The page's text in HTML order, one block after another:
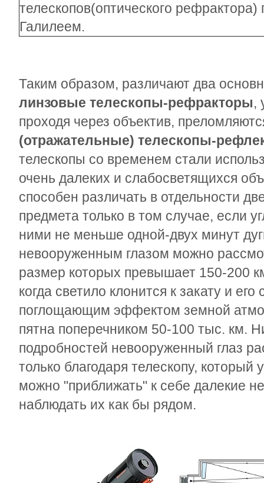
телескопов(оптического
Галилеем.
Таким образом, различают два
линзовые телескопы-рефракторы,
проходя через объектив,
(отражательные) телескопы-
телескопы со временем стали
очень далеких и слабосветящихся
способен различать в отдельности
предмета только в том случае, если
ними не меньше одной-двух минут
невооруженным глазом можно
размер которых превышает 150-200
когда светило клонится к закату и его
поглощающим эффектом земной
пятна поперечником 50-100 тыс. км.
подробностей невооруженный глаз
только благодаря телескопу, который
можно "приближать" к себе далекие
наблюдать их как бы рядом.